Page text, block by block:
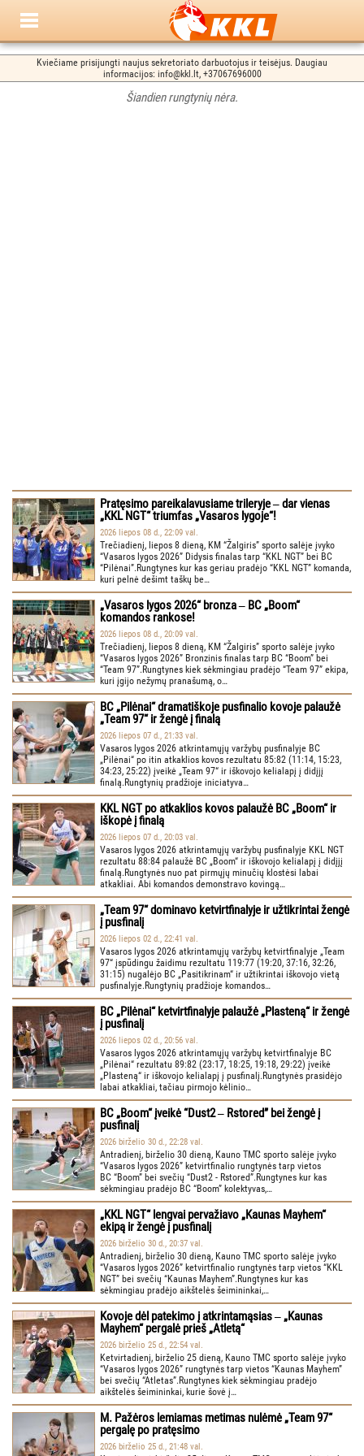
Kviečiame prisijungti naujus sekretoriato darbuotojus ir teisėjus. Daugiau
informacijos: info@kkl.lt, +37067696000
Šiandien rungtynių nėra.
Pratęsimo pareikalavusiame trileryje ‒ dar vienas
„KKL NGT“ triumfas „Vasaros lygoje“!
2026 liepos 08 d., 22:09 val.
Trečiadienį, liepos 8 dieną, KM “Žalgiris” sporto salėje įvyko
“Vasaros lygos 2026” Didysis finalas tarp “KKL NGT” bei BC
“Pilėnai”.Rungtynes kur kas geriau pradėjo “KKL NGT” komanda,
kuri pelnė dešimt taškų be…
„Vasaros lygos 2026“ bronza ‒ BC „Boom“
komandos rankose!
2026 liepos 08 d., 20:09 val.
Trečiadienį, liepos 8 dieną, KM “Žalgiris” sporto salėje įvyko
“Vasaros lygos 2026” Bronzinis finalas tarp BC “Boom” bei
“Team 97”.Rungtynes kiek sėkmingiau pradėjo “Team 97” ekipa,
kuri įgijo nežymų pranašumą, o…
BC „Pilėnai“ dramatiškoje pusfinalio kovoje palaužė
„Team 97“ ir žengė į finalą
2026 liepos 07 d., 21:33 val.
Vasaros lygos 2026 atkrintamųjų varžybų pusfinalyje BC
„Pilėnai“ po itin atkaklios kovos rezultatu 85:82 (11:14, 15:23,
34:23, 25:22) įveikė „Team 97“ ir iškovojo kelialapį į didįjį
finalą.Rungtynių pradžioje iniciatyva…
KKL NGT po atkaklios kovos palaužė BC „Boom“ ir
iškopė į finalą
2026 liepos 07 d., 20:03 val.
Vasaros lygos 2026 atkrintamųjų varžybų pusfinalyje KKL NGT
rezultatu 88:84 palaužė BC „Boom“ ir iškovojo kelialapį į didįjį
finalą.Rungtynės nuo pat pirmųjų minučių klostėsi labai
atkakliai. Abi komandos demonstravo kovingą…
„Team 97“ dominavo ketvirtfinalyje ir užtikrintai žengė
į pusfinalį
2026 liepos 02 d., 22:41 val.
Vasaros lygos 2026 atkrintamųjų varžybų ketvirtfinalyje „Team
97“ įspūdingu žaidimu rezultatu 119:77 (19:20, 37:16, 32:26,
31:15) nugalėjo BC „Pasitikrinam“ ir užtikrintai iškovojo vietą
pusfinalyje.Rungtynių pradžioje komandos…
BC „Pilėnai“ ketvirtfinalyje palaužė „Plasteną“ ir žengė
į pusfinalį
2026 liepos 02 d., 20:56 val.
Vasaros lygos 2026 atkrintamųjų varžybų ketvirtfinalyje BC
„Pilėnai“ rezultatu 89:82 (23:17, 18:25, 19:18, 29:22) įveikė
„Plasteną“ ir iškovojo kelialapį į pusfinalį.Rungtynės prasidėjo
labai atkakliai, tačiau pirmojo kėlinio…
BC „Boom“ įveikė “Dust2 ‒ Rstored” bei žengė į
pusfinalį
2026 birželio 30 d., 22:28 val.
Antradienį, birželio 30 dieną, Kauno TMC sporto salėje įvyko
“Vasaros lygos 2026” ketvirtfinalio rungtynės tarp vietos
BC “Boom” bei svečių “Dust2 - Rstored”.Rungtynes kur kas
sėkmingiau pradėjo BC “Boom” kolektyvas,…
„KKL NGT“ lengvai pervažiavo „Kaunas Mayhem“
ekipą ir žengė į pusfinalį
2026 birželio 30 d., 20:37 val.
Antradienį, birželio 30 dieną, Kauno TMC sporto salėje įvyko
“Vasaros lygos 2026” ketvirtfinalio rungtynės tarp vietos “KKL
NGT” bei svečių “Kaunas Mayhem”.Rungtynes kur kas
sėkmingiau pradėjo aikštelės šeimininkai,…
Kovoje dėl patekimo į atkrintamąsias ‒ „Kaunas
Mayhem“ pergalė prieš „Atletą“
2026 birželio 25 d., 22:54 val.
Ketvirtadienį, birželio 25 dieną, Kauno TMC sporto salėje įvyko
“Vasaros lygos 2026” rungtynės tarp vietos “Kaunas Mayhem”
bei svečių “Atletas”.Rungtynes kiek sėkmingiau pradėjo
aikštelės šeimininkai, kurie šovė į…
M. Pažėros lemiamas metimas nulėmė „Team 97“
pergalę po pratęsimo
2026 birželio 25 d., 21:48 val.